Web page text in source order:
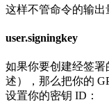
这样不管命令的输出
user.signingkey
如果你要创建经签
述），那么把你的
设置你的密钥 ID：